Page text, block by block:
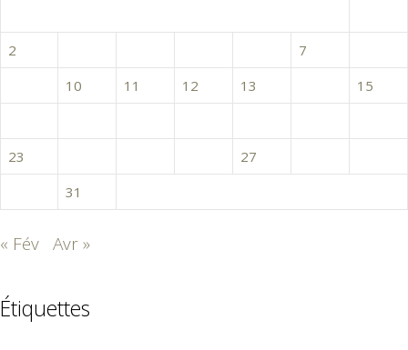
2
7
10 11 12 13
15
23
27
31
« Fév Avr »
Étiquettes